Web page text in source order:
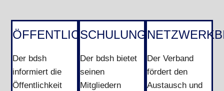
ÖFFENTLICHKEITSARBEIT
Der bdsh
informiert die
Öffentlichkeit
SCHULUNGEN
Der bdsh bietet
seinen
Mitgliedern
Der Verband
fördert den
Austausch und